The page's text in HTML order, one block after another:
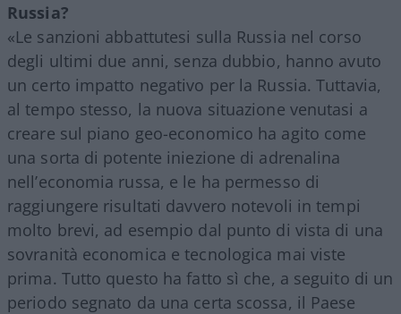
Russia?
«Le sanzioni abbattutesi sulla Russia nel corso
degli ultimi due anni, senza dubbio, hanno avuto
un certo impatto negativo per la Russia. Tuttavia,
al tempo stesso, la nuova situazione venutasi a
creare sul piano geo-economico ha agito come
una sorta di potente iniezione di adrenalina
nell’economia russa, e le ha permesso di
raggiungere risultati davvero notevoli in tempi
molto brevi, ad esempio dal punto di vista di una
sovranità economica e tecnologica mai viste
prima. Tutto questo ha fatto sì che, a seguito di un
periodo segnato da una certa scossa, il Paese